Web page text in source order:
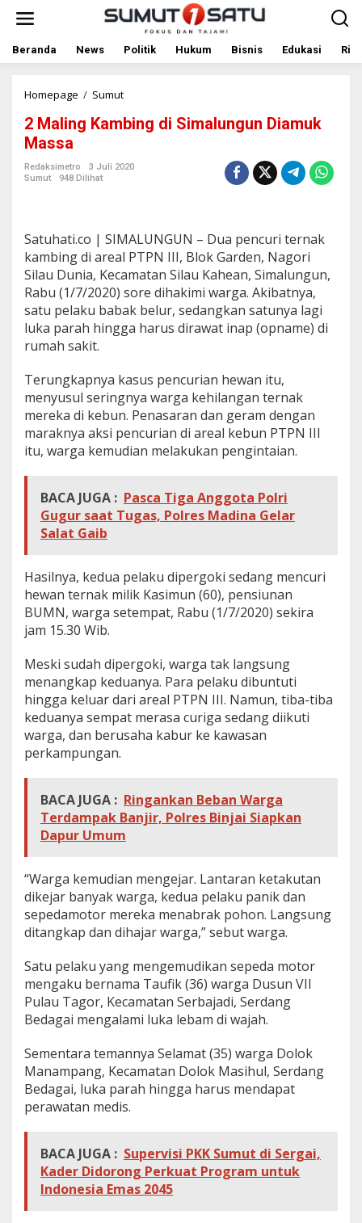
t
Beranda News Politik Hukum Bisnis Edukasi
Homepage / Sumut
a
n
b
i
n
g
d
i
S
l
u
n
g
u
n
a
m
a
s
s
a
2 Maling Kambing di Simalungun Diamuk
Massa
Redaksimetro
3 Juli 2020
Sumut
948 Dilihat
Satuhati.co | SIMALUNGUN – Dua pencuri ternak
kambing di areal PTPN III, Blok Garden, Nagori
Silau Dunia, Kecamatan Silau Kahean, Simalungun,
Rabu (1/7/2020) sore dihakimi warga. Akibatnya,
satu pelaku babak belur, sedangkan satunya lagi
luka parah hingga harus dirawat inap (opname) di
rumah sakit.
Terungkapnya kasus pencurian hewan itu,
menyusul seringnya warga kehilangan ternak
mereka di kebun. Penasaran dan geram dengan
maraknya aksi pencurian di areal kebun PTPN III
itu, warga kemudian melakukan pengintaian.
BACA JUGA : Pasca Tiga Anggota Polri
Gugur saat Tugas, Polres Madina Gelar
Salat Gaib
Hasilnya, kedua pelaku dipergoki sedang mencuri
hewan ternak milik Kasimun (60), pensiunan
BUMN, warga setempat, Rabu (1/7/2020) sekira
jam 15.30 Wib.
Meski sudah dipergoki, warga tak langsung
menangkap keduanya. Para pelaku dibuntuti
hingga keluar dari areal PTPN III. Namun, tiba-tiba
keduanya sempat merasa curiga sedang diikuti
warga, dan berusaha kabur ke kawasan
perkampungan.
BACA JUGA : Ringankan Beban Warga
Terdampak Banjir, Polres Binjai Siapkan
Dapur Umum
“Warga kemudian mengejar. Lantaran ketakutan
dikejar banyak warga, kedua pelaku panik dan
sepedamotor mereka menabrak pohon. Langsung
ditangkap dan dihajar warga,” sebut warga.
Satu pelaku yang mengemudikan sepeda motor
mengaku bernama Taufik (36) warga Dusun VII
Pulau Tagor, Kecamatan Serbajadi, Serdang
Bedagai mengalami luka lebam di wajah.
Sementara temannya Selamat (35) warga Dolok
Manampang, Kecamatan Dolok Masihul, Serdang
Bedagai, luka parah hingga harus mendapat
perawatan medis.
BACA JUGA : Supervisi PKK Sumut di Sergai,
Kader Didorong Perkuat Program untuk
Indonesia Emas 2045